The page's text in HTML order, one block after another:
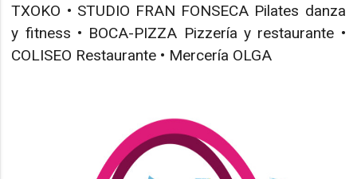
TXOKO • STUDIO FRAN FONSECA Pilates danza
y fitness • BOCA-PIZZA Pizzería y restaurante •
COLISEO Restaurante • Mercería OLGA